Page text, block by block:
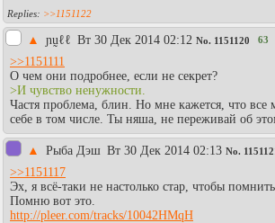
>>1151122
▲ ɲṵℓℓ Вт 30 Дек 2014 02:12 No. 1151120 63
>>1151111
О чем они подробнее, если не секрет?
>И чувство ненужности.
Частя проблема, блин. Но мне кажется, что
себе в том числе. Ты няша, не переживай об
▲ Рыба Дэш Вт 30 Дек 2014 02:13 No.
>>1151117
Эх, я всё-таки не настолько стар, чтобы
Помню вот это.
http://pleer.com/tracks/10042HMqH